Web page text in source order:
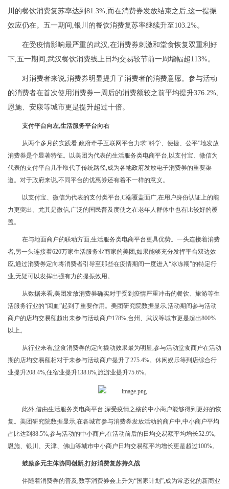
川的餐饮消费复苏率达到81.3%,而在消费券发放结束之后,这一提振
效应仍在。五一期间,银川的餐饮消费复苏率继续升至103.2%。
在受疫情影响最严重的武汉,在消费券刺激和堂食恢复双重利好
下,五一期间,武汉餐饮消费线上日均交易较节前一周增幅超113%。
对消费者来说,消费券明显提升了消费者的消费意愿。参与活动
的消费者在首次使用消费券一周后的消费额较之前平均提升376.2%,
恩施、安康等城市更是提升超过十倍。
支付平台向左,生活服务平台向右
从两个多月的实践看,政府牵手互联网平台力求“科学、便捷、公平”地发放
消费券是个显著特征。
以美团为代表的生活服务类电商平台,以支付宝、微信为
代表的支付平台几乎取代了传统路径,成为各地政府发放电子消费券的重要渠
道。对于政府来说,不同平台的优惠券还有着不一样的意义。
以支付宝、微信为代表的支付类平台,C端覆盖面广,在用户身份认证上的能
力更突出。尤其是微信,广泛的国民普及度使之在老年人群体中也有比较好的覆
盖。
在与地面商户的联动方面,生活服务类电商平台更具优势。一头连接着消费
者,另一头连接着620万家生活服务业商家的美团,如果能够充分发挥平台双边效
应,通过消费券定向将消费者引导至那些在疫情期间一度进入“冰冻期”的特定行
业,无疑可以发挥出强有力的提振效用。
从数据来看,美团发放消费券确实对于受到疫情严重冲击的餐饮、旅游等生
活服务行业的“回血”起到了重要作用。美团研究院数据显示,活动期间参与活动
商户的店均交易额超出未参与活动商户178%,台州、武汉等城市更是超出800%
以上。
从行业来看,堂食消费券的定向撬动效果最为明显,参与活动堂食商户在活动
期的店均交易额相对于未参与活动商户提升了275.4%。休闲娱乐等到店综合行
业提升208.4%,住宿业提升138.8%,旅游业提升75.6%。
此外,借由生活服务类电商平台,深受疫情之殇的中小商户能够得到更好的恢
复。美团研究院数据显示,在各城市参与消费券发放活动的商户中,中小商户平均
占比达到88.5%,参与活动的中小商户,在活动前后的日均交易额平均增长52.9%,
恩施、银川、天津、佛山等城市中小商户日均交易额平均增长更是超过100%。
鼓励多元主体协同创新,打好消费复苏持久战
伴随着消费券的普及,数字消费券会上升为“国家计划”,成为常态化的新商业